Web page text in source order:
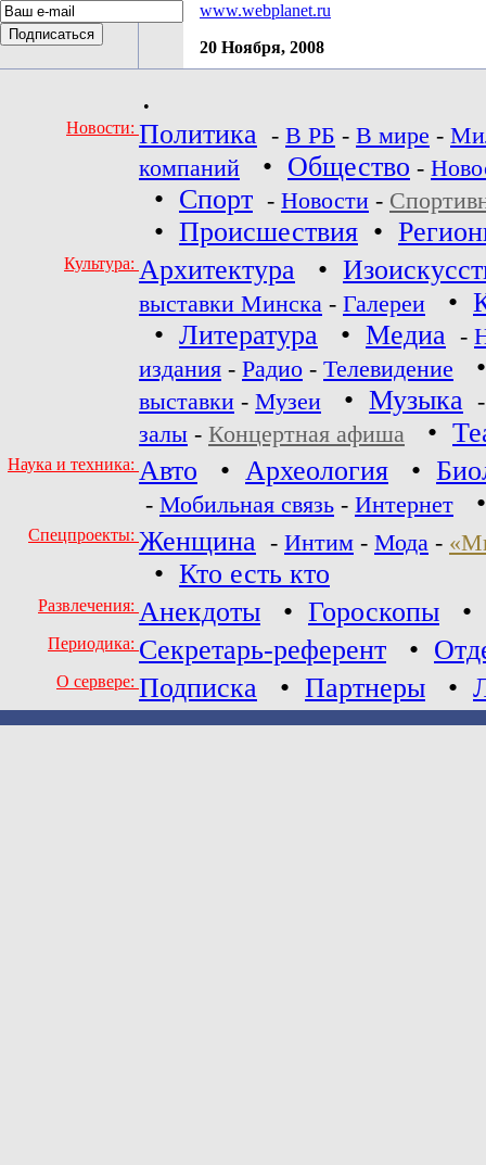
www.webplanet.ru
20 Ноября, 2008
•
Новости: Политика - В РБ - В мире -
компаний
• Общество -
• Спорт - Новости -
• Происшествия •
Культура: Архитектура •
выставки Минска - Галереи •
• Литература • Медиа -
издания - Радио - Телевидение
выставки - Музеи • Музыка
залы - Концертная афиша •
Наука и техника: Авто • Археология •
- Мобильная связь - Интернет
Спецпроекты: Женщина - Интим - Мода -
• Кто есть кто
Развлечения: Анекдоты • Гороскопы •
Периодика: Секретарь-референт •
О сервере: Подписка • Партнеры •